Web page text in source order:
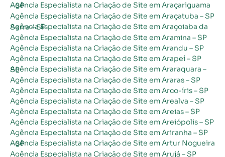
Agência Especialista na Criação de Site em Araçariguama – SP
Agência Especialista na Criação de Site em Araçatuba – SP
Agência Especialista na Criação de Site em Araçoiaba da Serra – SP
Agência Especialista na Criação de Site em Aramina – SP
Agência Especialista na Criação de Site em Arandu – SP
Agência Especialista na Criação de Site em Arapeí – SP
Agência Especialista na Criação de Site em Araraquara – SP
Agência Especialista na Criação de Site em Araras – SP
Agência Especialista na Criação de Site em Arco-íris – SP
Agência Especialista na Criação de Site em Arealva – SP
Agência Especialista na Criação de Site em Areias – SP
Agência Especialista na Criação de Site em Areiópolis – SP
Agência Especialista na Criação de Site em Ariranha – SP
Agência Especialista na Criação de Site em Artur Nogueira – SP
Agência Especialista na Criação de Site em Arujá – SP